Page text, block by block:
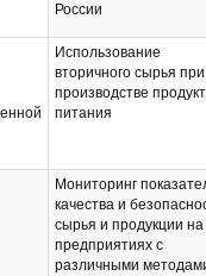
России
Использование
вторичного сырья при
производстве
питания
Мониторинг
качества и
сырья и продукции на
предприятиях с
различными